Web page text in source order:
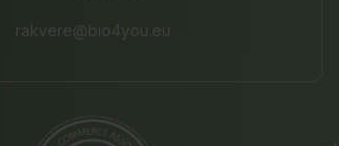
rakvere@bio4you.eu